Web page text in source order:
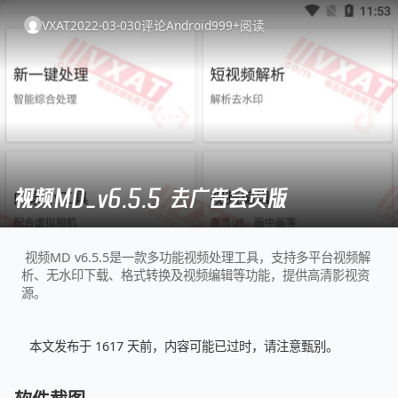
VXAT2022-03-030评论Android999+阅读
视频MD_v6.5.5 去广告会员版
视频MD v6.5.5是一款多功能视频处理工具，支持多平台视频解
析、无水印下载、格式转换及视频编辑等功能，提供高清影视资
源。
本文发布于 1617 天前，内容可能已过时，请注意甄别。